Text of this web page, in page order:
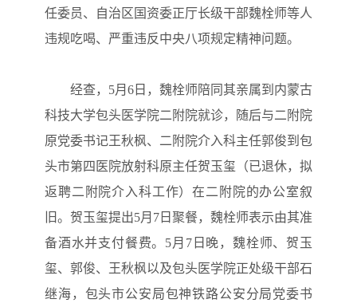
任委员、自治区国资委正厅长级干部魏栓师等人
违规吃喝、严重违反中央八项规定精神问题。
经查，5月6日，魏栓师陪同其亲属到内蒙古
科技大学包头医学院二附院就诊，随后与二附院
原党委书记王秋枫、二附院介入科主任郭俊到包
头市第四医院放射科原主任贺玉玺（已退休，拟
返聘二附院介入科工作）在二附院的办公室叙
旧。贺玉玺提出5月7日聚餐，魏栓师表示由其准
备酒水并支付餐费。5月7日晚，魏栓师、贺玉
玺、郭俊、王秋枫以及包头医学院正处级干部石
继海，包头市公安局包神铁路公安分局党委书